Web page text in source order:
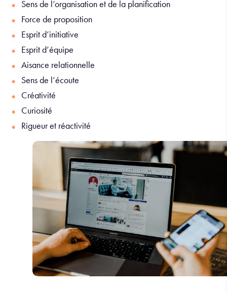
Sens de l’organisation et de la planification
Force de proposition
Esprit d’initiative
Esprit d’équipe
Aisance relationnelle
Sens de l’écoute
Créativité
Curiosité
Rigueur et réactivité